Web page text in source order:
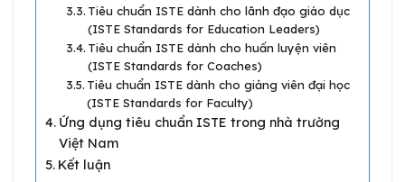
Tiêu chuẩn ISTE dành cho lãnh đạo giáo dục
(ISTE Standards for Education Leaders)
Tiêu chuẩn ISTE dành cho huấn luyện viên
(ISTE Standards for Coaches)
Tiêu chuẩn ISTE dành cho giảng viên đại học
(ISTE Standards for Faculty)
Ứng dụng tiêu chuẩn ISTE trong nhà trường
Việt Nam
Kết luận